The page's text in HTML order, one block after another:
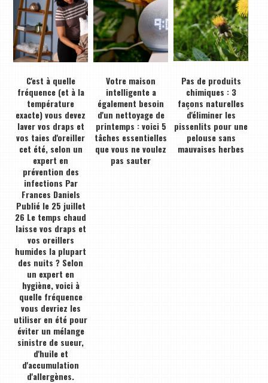
C'est à quelle
fréquence (et à la
température
exacte) vous devez
laver vos draps et
vos taies d'oreiller
cet été, selon un
expert en
prévention des
infections Par
Frances Daniels
Publié le 25 juillet
26 Le temps chaud
laisse vos draps et
vos oreillers
humides la plupart
des nuits ? Selon
un expert en
hygiène, voici à
quelle fréquence
vous devriez les
utiliser en été pour
éviter un mélange
sinistre de sueur,
d'huile et
d'accumulation
d'allergènes.
Votre maison
intelligente a
également besoin
d'un nettoyage de
printemps : voici 5
tâches essentielles
que vous ne voulez
pas sauter
Pas de produits
chimiques : 3
façons naturelles
d'éliminer les
pissenlits pour une
pelouse sans
mauvaises herbes